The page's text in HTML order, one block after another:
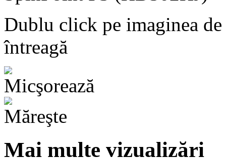
Dublu click pe imaginea de
întreagă
Mai multe vizualizări